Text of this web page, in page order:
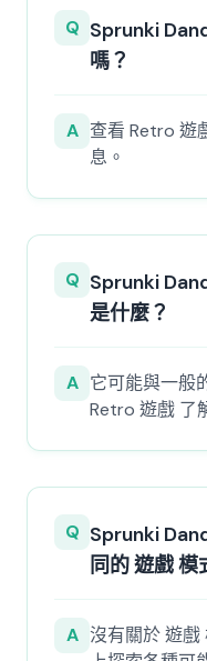
Q Sprunki
嗎？
A 查看 Retro 遊
息。
Q Sprunki
是什麼？
A 它可能與一般
Retro 遊戲 了
Q Sprunki
同的 遊戲 模
A 沒有關於 遊